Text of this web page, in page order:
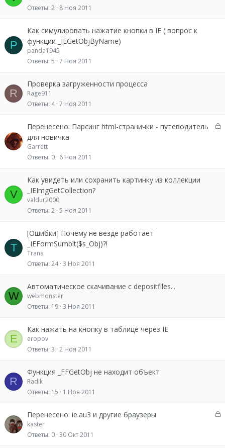
Ответы 2 8 Ноя 2011
P
Как симулировать нажатие кнопки в IE ( вопрос к
функции _IEGetObjByName)
panda1945
Ответы 5 7 Ноя 2011
R
Проверка загруженности процесса
Rage911
Ответы 4 7 Ноя 2011
З
Перенесено: Парсинг html-странички - путеводитель
для новичка
Garrett
Ответы 0 6 Ноя 2011
V
Как увидеть или сохранить картинку из коллекции
_IEImgGetCollection?
valdur2000
Ответы 2 5 Ноя 2011
T
[Ошибки] Почему не везде работает
_IEFormSumbit($s_Obj)?!
Trans
Ответы 24 3 Ноя 2011
W
Автоматическое скачивание с depositfiles...
webmonster
Ответы 19 3 Ноя 2011
E
Как нажать на кнопку в таблице через IE
eropov
Ответы 3 2 Ноя 2011
R
Функция _FFGetObj не находит объект
Radik
Ответы 15 1 Ноя 2011
З
Перенесено: ie.au3 и другие браузеры
kaster
Ответы 0 30 Окт 2011